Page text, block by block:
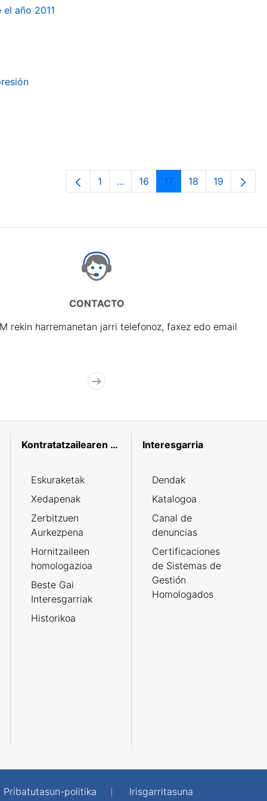
año 2011
Orrialdea
1 ...Intermediate Pages Use TAB to
Orrialdea
16 Orrialdea
17 Orrialdea
18 Orrialdea
19
CONTACTO
rekin harremanetan jarri telefonoz, faxez edo email
Kontratatzailearen profila
Eskuraketak
Xedapenak
Zerbitzuen
Aurkezpena
Hornitzaileen
homologazioa
Beste Gai
Interesgarriak
Historikoa
Interesgarria
Dendak
Katalogoa
Canal de
denuncias
Certificaciones
de Sistemas de
Gestión
Homologados
Pribatutasun-politika Irisgarritasuna